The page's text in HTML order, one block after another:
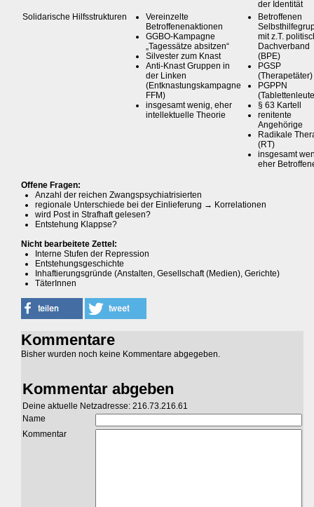
der Identität
Solidarische Hilfsstrukturen
Vereinzelte
Betroffenenaktionen
GGBO-Kampagne
„Tagessätze absitzen“
Silvester zum Knast
Anti-Knast Gruppen in
der Linken
(Entknastungskampagne
FFM)
insgesamt wenig, eher
intellektuelle Theorie
Betroffenen
mit z.T.
Dachverband
(BPE)
PGSP
(Therapetäter)
PGPPN
§ 63 Kartell
renitente
Angehörige
Radikale
(RT)
insgesamt
eher
Offene Fragen:
Anzahl der reichen Zwangspsychiatrisierten
regionale Unterschiede bei der Einlieferung → Korrelationen
wird Post in Strafhaft gelesen?
Entstehung Klappse?
Nicht bearbeitete Zettel:
Interne Stufen der Repression
Entstehungsgeschichte
Inhaftierungsgründe (Anstalten, Gesellschaft (Medien), Gerichte)
TäterInnen
Kommentare
Bisher wurden noch keine Kommentare abgegeben.
Kommentar abgeben
Deine aktuelle Netzadresse: 216.73.216.61
Name
Kommentar